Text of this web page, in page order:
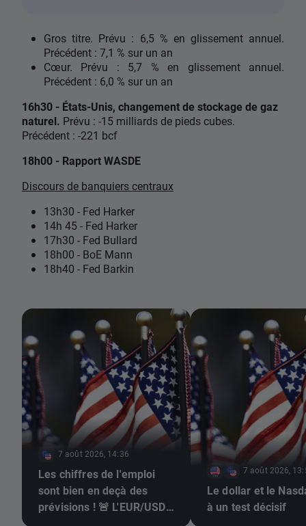
Gros titre. Prévu : 6,5 % en glissement annuel.
Précédent : 7,1 % sur un an
Cœur. Prévu : 5,7 % en glissement annuel.
Précédent : 6,0 % sur un an
16h30 - États-Unis, changement de stockage de gaz
naturel. Prévu : -15 milliards de pieds cubes.
Précédent : -221 bcf
18h00 - Rapport WASDE
Discours de banquiers centraux
13h30 - Fed Harker
14h 45 - Fed Harker
17h30 - Fed Bullard
18h00 - BoE Mann
18h40 - Fed Barkin
7 août 2026, 14:36
Les chiffres de l'emploi
sont bien en deçà des
prévisions ! 🚨 L'EUR/USD
7 août 2026,
Le dollar et le
à un test décisif